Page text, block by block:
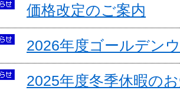
価格改定のご案内
2026年度ゴールデン
2025年度冬季休暇の